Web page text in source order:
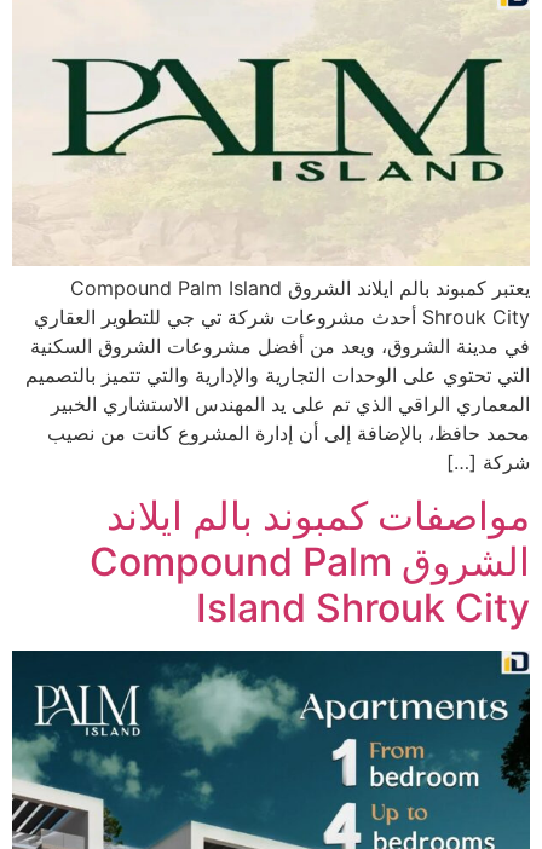
يعتبر كمبوند بالم ايلاند الشروق Compound Palm Island
Shrouk City أحدث مشروعات شركة تي جي للتطوير العقاري
في مدينة الشروق، ويعد من أفضل مشروعات الشروق السكنية
التي تحتوي على الوحدات التجارية والإدارية والتي تتميز بالتصميم
المعماري الراقي الذي تم على يد المهندس الاستشاري الخبير
محمد حافظ، بالإضافة إلى أن إدارة المشروع كانت من نصيب
شركة […]
مواصفات كمبوند بالم ايلاند
الشروق Compound Palm
Island Shrouk City